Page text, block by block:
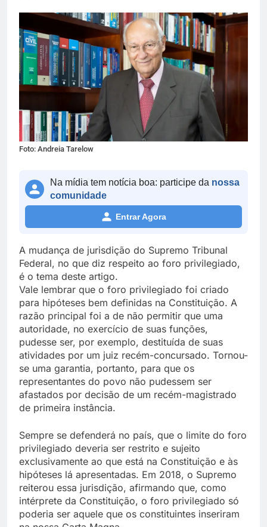
Foto: Andreia Tarelow
Na mídia tem notícia boa: participe da nossa
comunidade
Entrar Agora
A mudança de jurisdição do Supremo Tribunal
Federal, no que diz respeito ao foro privilegiado,
é o tema deste artigo.
Vale lembrar que o foro privilegiado foi criado
para hipóteses bem definidas na Constituição. A
razão principal foi a de não permitir que uma
autoridade, no exercício de suas funções,
pudesse ser, por exemplo, destituída de suas
atividades por um juiz recém-concursado. Tornou-
se uma garantia, portanto, para que os
representantes do povo não pudessem ser
afastados por decisão de um recém-magistrado
de primeira instância.
Sempre se defenderá no país, que o limite do foro
privilegiado deveria ser restrito e sujeito
exclusivamente ao que está na Constituição e às
hipóteses lá apresentadas. Em 2018, o Supremo
reiterou essa jurisdição, afirmando que, como
intérprete da Constituição, o foro privilegiado só
poderia ser aquele que os constituintes inseriram